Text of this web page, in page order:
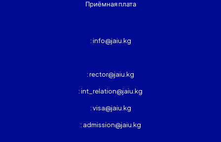
Приёмная плата
: info@jaiu.kg
: rector@jaiu.kg
: int_relation@jaiu.kg
: visa@jaiu.kg
: admission@jaiu.kg